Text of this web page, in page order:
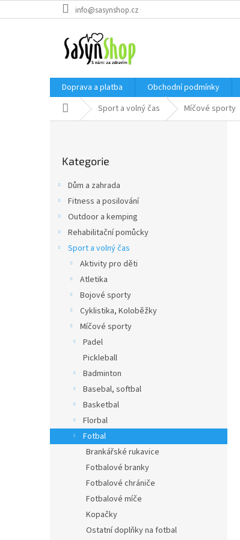
na
info@sasynshop.cz
Doprava a platba Obchodní podmínky
Domů Sport a volný čas Míčové sporty
kategorie
Kategorie
Dům a zahrada
Fitness a posilování
Outdoor a kemping
Rehabilitační pomůcky
Sport a volný čas
Aktivity pro děti
Atletika
Bojové sporty
Cyklistika, Koloběžky
Míčové sporty
Padel
Pickleball
Badminton
Basebal, softbal
Basketbal
Florbal
Fotbal
Brankářské rukavice
Fotbalové branky
Fotbalové chrániče
Fotbalové míče
Kopačky
Ostatní doplňky na fotbal